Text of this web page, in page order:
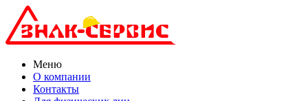
Меню
О компании
Контакты